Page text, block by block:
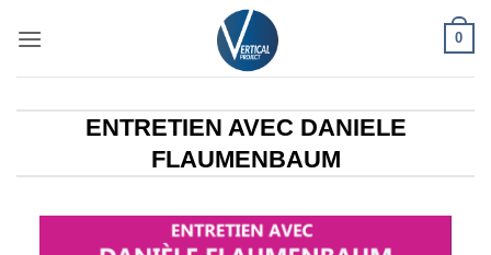
0
ENTRETIEN AVEC DANIELE
FLAUMENBAUM